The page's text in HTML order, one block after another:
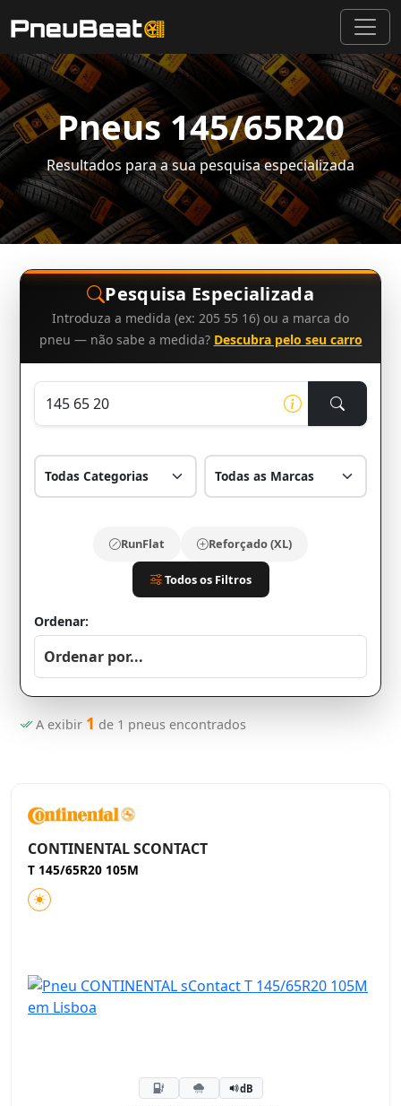
Pneus 145/65R20
Resultados para a sua pesquisa especializada
Pesquisa Especializada
Introduza a medida (ex: 205 55 16) ou a marca do
pneu — não sabe a medida? Descubra pelo seu carro
RunFlat Reforçado (XL)
Todos os Filtros
Ordenar:
A exibir 1 de 1 pneus encontrados
CONTINENTAL SCONTACT
T 145/65R20 105M
dB